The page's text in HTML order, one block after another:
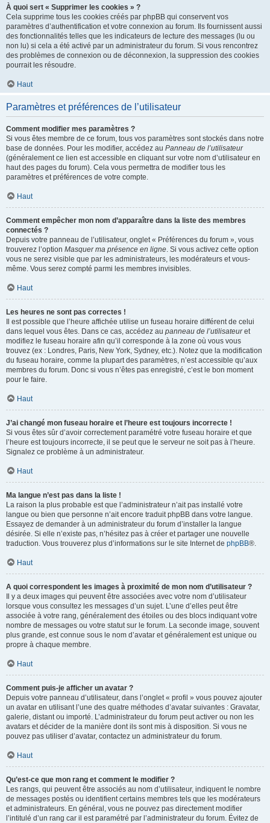
À quoi sert « Supprimer les cookies » ?
Cela supprime tous les cookies créés par phpBB qui conservent vos
paramètres d’authentification et votre connexion au forum. Ils fournissent aussi
des fonctionnalités telles que les indicateurs de lecture des messages (lu ou
non lu) si cela a été activé par un administrateur du forum. Si vous rencontrez
des problèmes de connexion ou de déconnexion, la suppression des cookies
pourrait les résoudre.
Haut
Paramètres et préférences de l’utilisateur
Comment modifier mes paramètres ?
Si vous êtes membre de ce forum, tous vos paramètres sont stockés dans notre
base de données. Pour les modifier, accédez au Panneau de l’utilisateur
(généralement ce lien est accessible en cliquant sur votre nom d’utilisateur en
haut des pages du forum). Cela vous permettra de modifier tous les
paramètres et préférences de votre compte.
Haut
Comment empêcher mon nom d’apparaître dans la liste des membres
connectés ?
Depuis votre panneau de l’utilisateur, onglet « Préférences du forum », vous
trouverez l’option Masquer ma présence en ligne. Si vous activez cette option
vous ne serez visible que par les administrateurs, les modérateurs et vous-
même. Vous serez compté parmi les membres invisibles.
Haut
Les heures ne sont pas correctes !
Il est possible que l’heure affichée utilise un fuseau horaire différent de celui
dans lequel vous êtes. Dans ce cas, accédez au panneau de l’utilisateuret
modifiez le fuseau horaire afin qu’il corresponde à la zone où vous vous
trouvez (ex : Londres, Paris, New York, Sydney, etc.). Notez que la modification
du fuseau horaire, comme la plupart des paramètres, n’est accessible qu’aux
membres du forum. Donc si vous n’êtes pas enregistré, c’est le bon moment
pour le faire.
Haut
J’ai changé mon fuseau horaire et l’heure est toujours incorrecte !
Si vous êtes sûr d’avoir correctement paramétré votre fuseau horaire et que
l’heure est toujours incorrecte, il se peut que le serveur ne soit pas à l’heure.
Signalez ce problème à un administrateur.
Haut
Ma langue n’est pas dans la liste !
La raison la plus probable est que l’administrateur n’ait pas installé votre
langue ou bien que personne n’ait encore traduit phpBB dans votre langue.
Essayez de demander à un administrateur du forum d’installer la langue
désirée. Si elle n’existe pas, n’hésitez pas à créer et partager une nouvelle
traduction. Vous trouverez plus d’informations sur le site Internet de phpBB®.
Haut
A quoi correspondent les images à proximité de mon nom d’utilisateur ?
Il y a deux images qui peuvent être associées avec votre nom d’utilisateur
lorsque vous consultez les messages d’un sujet. L’une d’elles peut être
associée à votre rang, généralement des étoiles ou des blocs indiquant votre
nombre de messages ou votre statut sur le forum. La seconde image, souvent
plus grande, est connue sous le nom d’avatar et généralement est unique ou
propre à chaque membre.
Haut
Comment puis-je afficher un avatar ?
Depuis votre panneau d’utilisateur, dans l’onglet « profil » vous pouvez ajouter
un avatar en utilisant l’une des quatre méthodes d’avatar suivantes : Gravatar,
galerie, distant ou importé. L’administrateur du forum peut activer ou non les
avatars et décider de la manière dont ils sont mis à disposition. Si vous ne
pouvez pas utiliser d’avatar, contactez un administrateur du forum.
Haut
Qu’est-ce que mon rang et comment le modifier ?
Les rangs, qui peuvent être associés au nom d’utilisateur, indiquent le nombre
de messages postés ou identifient certains membres tels que les modérateurs
et administrateurs. En général, vous ne pouvez pas directement modifier
l’intitulé d’un rang car il est paramétré par l’administrateur du forum. Évitez de